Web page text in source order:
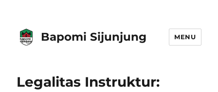
Bapomi Sijunjung MENU
Legalitas Instruktur: